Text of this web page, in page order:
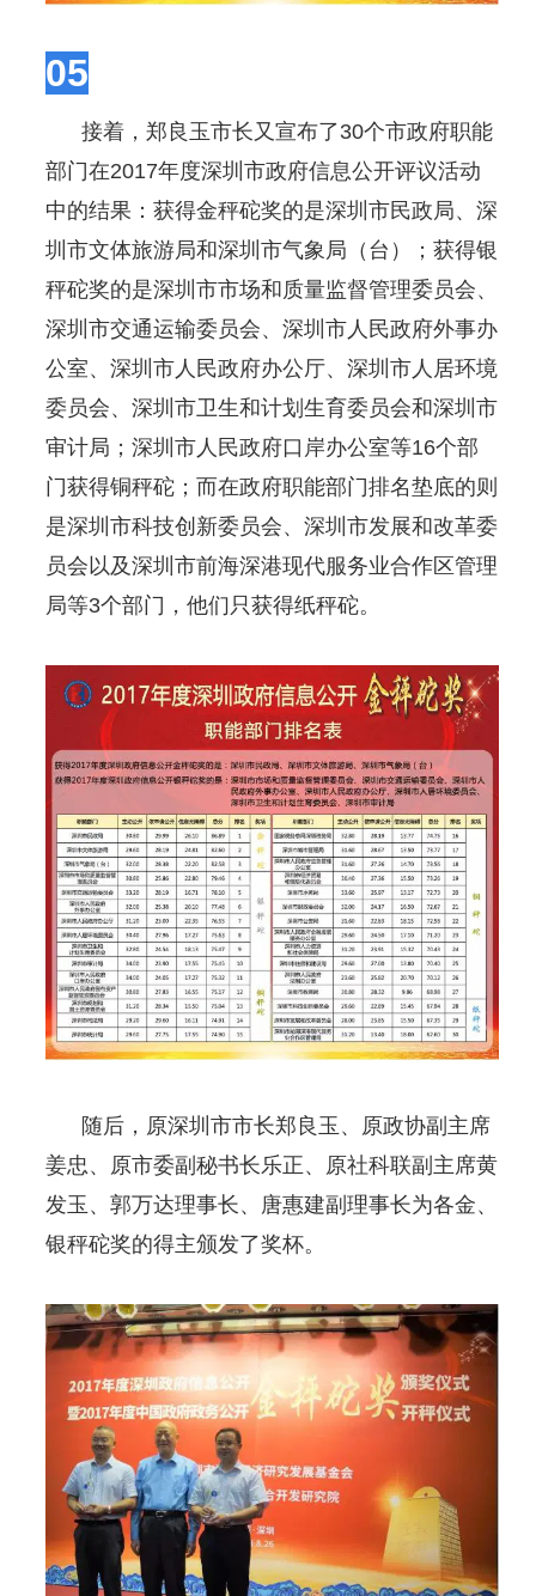
05
接着，郑良玉市长又宣布了30个市政府职能
部门在2017年度深圳市政府信息公开评议活动
中的结果：获得金秤砣奖的是深圳市民政局、深
圳市文体旅游局和深圳市气象局（台）；获得银
秤砣奖的是深圳市市场和质量监督管理委员会、
深圳市交通运输委员会、深圳市人民政府外事办
公室、深圳市人民政府办公厅、深圳市人居环境
委员会、深圳市卫生和计划生育委员会和深圳市
审计局；深圳市人民政府口岸办公室等16个部
门获得铜秤砣；而在政府职能部门排名垫底的则
是深圳市科技创新委员会、深圳市发展和改革委
员会以及深圳市前海深港现代服务业合作区管理
局等3个部门，他们只获得纸秤砣。
随后，原深圳市市长郑良玉、原政协副主席
姜忠、原市委副秘书长乐正、原社科联副主席黄
发玉、郭万达理事长、唐惠建副理事长为各金、
银秤砣奖的得主颁发了奖杯。